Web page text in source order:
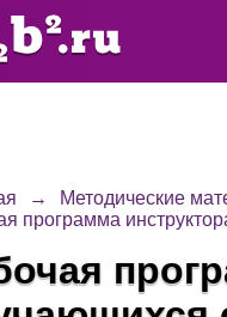
→ Методические
программа